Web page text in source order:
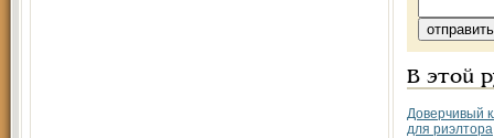
В этой
Доверчивый
для риэлтора